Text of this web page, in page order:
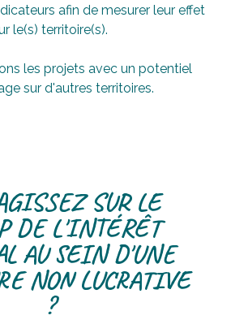
afin de mesurer leur effet
le(s) territoire(s).
les projets avec un potentiel
sur d'autres territoires.
SUR LE
DE L'INTÉRÊT
AU SEIN D'UNE
NON LUCRATIVE
?